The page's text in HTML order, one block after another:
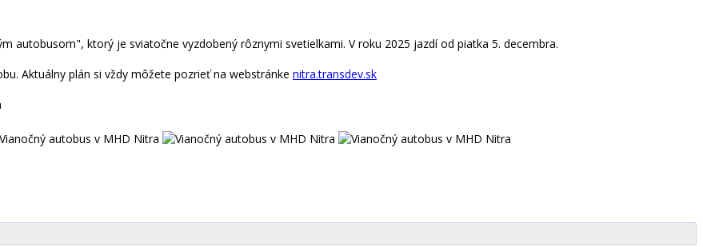
ktorý je sviatočne vyzdobený rôznymi svetielkami. V roku 2025 jazdí od piatka 5. decembra.
Aktuálny plán si vždy môžete pozrieť na webstránke nitra.transdev.sk